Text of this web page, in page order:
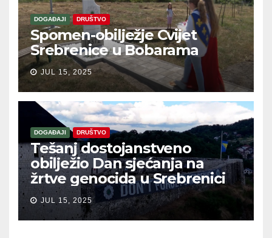
DOGAĐAJI DRUŠTVO
Spomen-obilježje Cvijet
Srebrenice u Bobarama
JUL 15, 2025
DOGAĐAJI DRUŠTVO
Tešanj dostojanstveno
obilježio Dan sjećanja na
žrtve genocida u Srebrenici
JUL 15, 2025